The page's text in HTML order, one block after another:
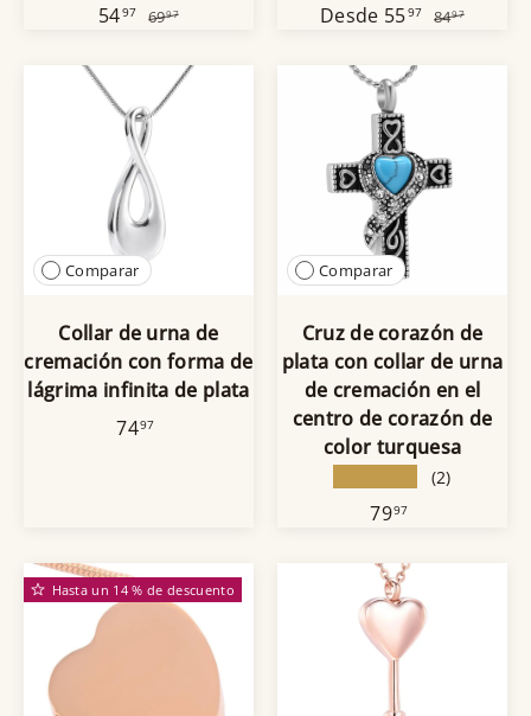
5497 6997 Desde 5597 8497
Comparar
Collar de urna de
cremación con forma de
lágrima infinita de plata
7497
Comparar
Cruz de corazón de
plata con collar de urna
de cremación en el
centro de corazón de
color turquesa
(2)
7997
Hasta un 14 % de descuento